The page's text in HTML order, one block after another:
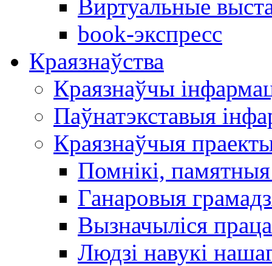
Виртуальные
book-экспресс
Краязнаўства
Краязнаўчы
Паўнатэкставыя
Краязнаўчыя
Помнікі,
Ганаровыя
Вызначыліся
Людзі навукі